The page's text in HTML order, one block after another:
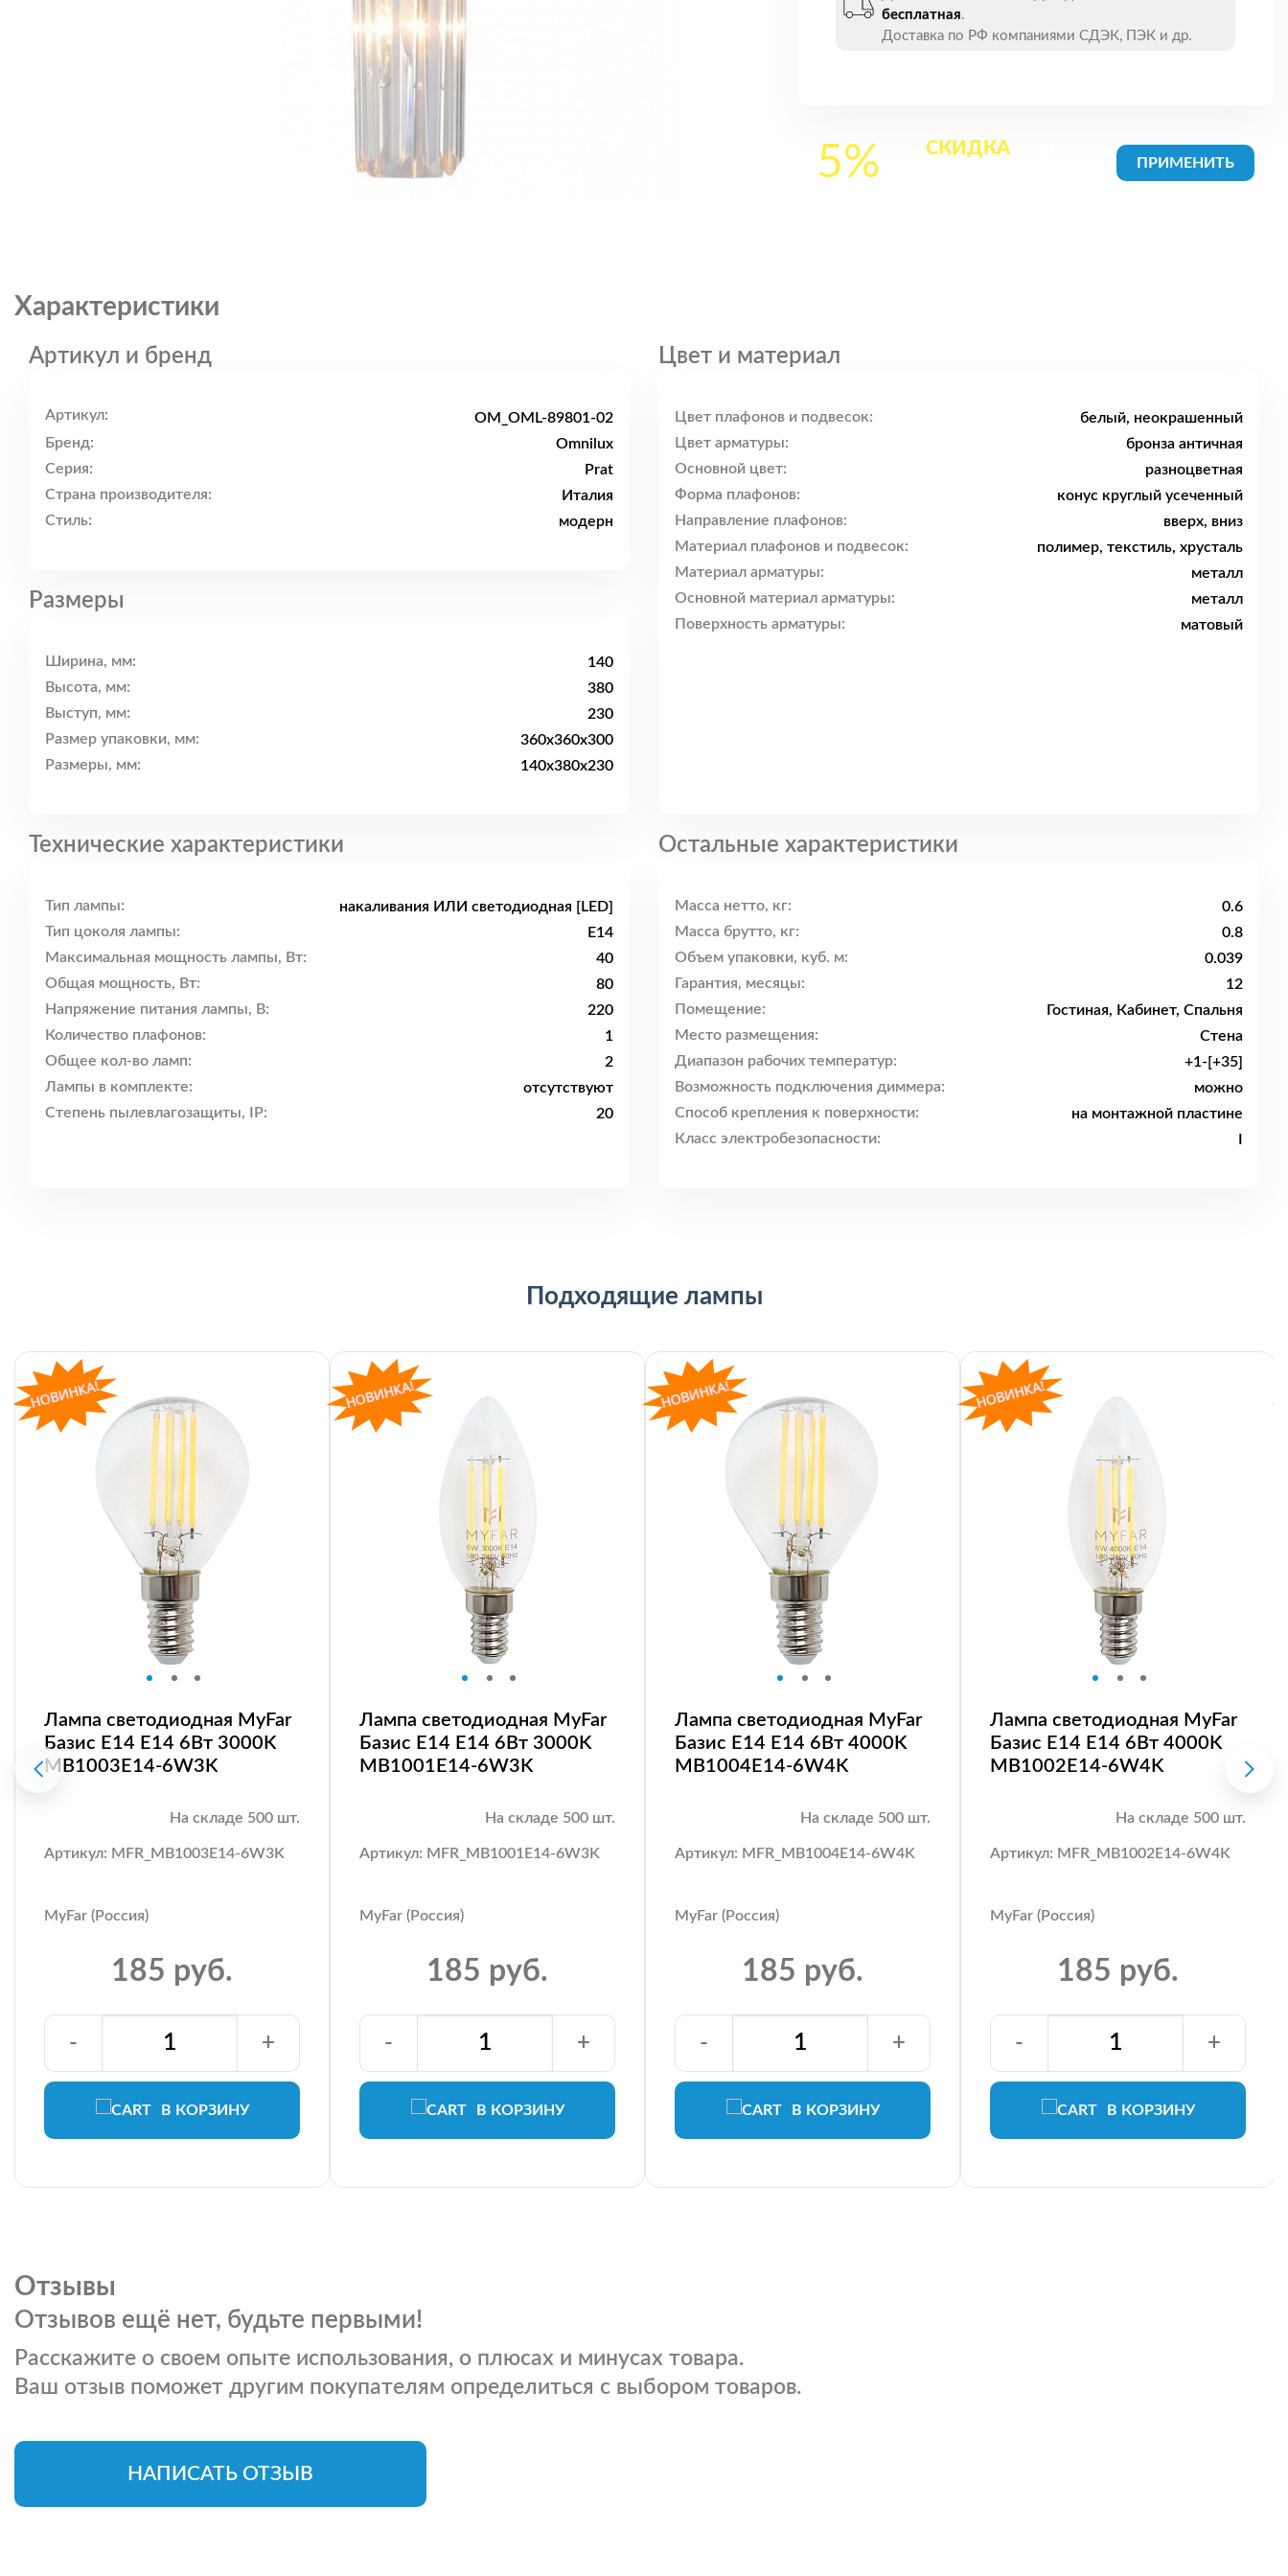
бесплатная.
Доставка по РФ компаниями СДЭК, ПЭК и др.
5% СКИДКА
Характеристики
Артикул и бренд
Артикул:
OM_OML-89801-02
Бренд:
Omnilux
Серия:
Prat
Страна производителя:
Италия
Стиль:
модерн
Размеры
Ширина, мм:
140
Высота, мм:
380
Выступ, мм:
230
Размер упаковки, мм:
360x360x300
Размеры, мм:
140x380x230
Цвет и материал
Цвет плафонов и подвесок:
белый, неокрашенный
Цвет арматуры:
бронза античная
Основной цвет:
разноцветная
Форма плафонов:
конус круглый усеченный
Направление плафонов:
вверх, вниз
Материал плафонов и подвесок:
полимер, текстиль, хрусталь
Материал арматуры:
металл
Основной материал арматуры:
металл
Поверхность арматуры:
матовый
Технические характеристики
Тип лампы:
накаливания ИЛИ светодиодная [LED]
Тип цоколя лампы:
E14
Максимальная мощность лампы, Вт:
40
Общая мощность, Вт:
80
Напряжение питания лампы, В:
220
Количество плафонов:
1
Общее кол-во ламп:
2
Лампы в комплекте:
отсутствуют
Степень пылевлагозащиты, IP:
20
Остальные характеристики
Масса нетто, кг:
0.6
Масса брутто, кг:
0.8
Объем упаковки, куб. м:
0.039
Гарантия, месяцы:
12
Помещение:
Гостиная, Кабинет, Спальня
Место размещения:
Стена
Диапазон рабочих температур:
+1-[+35]
Возможность подключения диммера:
можно
Способ крепления к поверхности:
на монтажной пластине
Класс электробезопасности:
I
Подходящие лампы
Лампа светодиодная MyFar
Базис E14 E14 6Вт 3000K
MB1003E14-6W3K
На складе 500 шт.
Артикул: MFR_MB1003E14-6W3K
MyFar (Россия)
185 руб.
В КОРЗИНУ
- +
Лампа светодиодная MyFar
Базис E14 E14 6Вт 3000K
MB1001E14-6W3K
На складе 500 шт.
Артикул: MFR_MB1001E14-6W3K
MyFar (Россия)
185 руб.
В КОРЗИНУ
- +
Лампа светодиодная MyFar
Базис E14 E14 6Вт 4000K
MB1004E14-6W4K
На складе 500 шт.
Артикул: MFR_MB1004E14-6W4K
MyFar (Россия)
185 руб.
В КОРЗИНУ
- +
Лампа светодиодная MyFar
Базис E14 E14 6Вт 4000K
MB1002E14-6W4K
На складе 500 шт.
Артикул: MFR_MB1002E14-6W4K
MyFar (Россия)
185 руб.
В КОРЗИНУ
- +
Отзывы
Отзывов ещё нет, будьте первыми!
Расскажите о своем опыте использования, о плюсах и минусах товара.
Ваш отзыв поможет другим покупателям определиться с выбором товаров.
НАПИСАТЬ ОТЗЫВ